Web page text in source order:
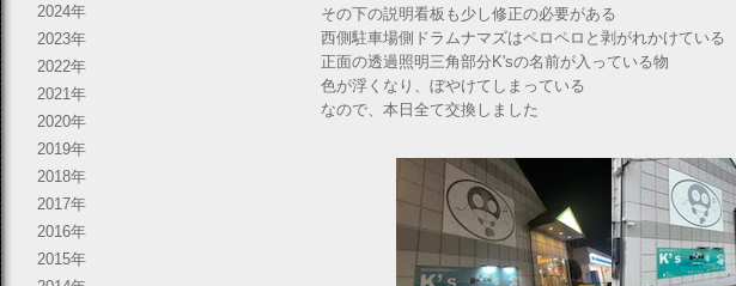
その下の説明看板も少し修正の必要がある
西側駐車場側ドラムナマズはペロペロと剥がれかけている
正面の透過照明三角部分K'sの名前が入っている物
色が浮くなり、ぼやけてしまっている
なので、本日全て交換しました
2024年
2023年
2022年
2021年
2020年
2019年
2018年
2017年
2016年
2015年